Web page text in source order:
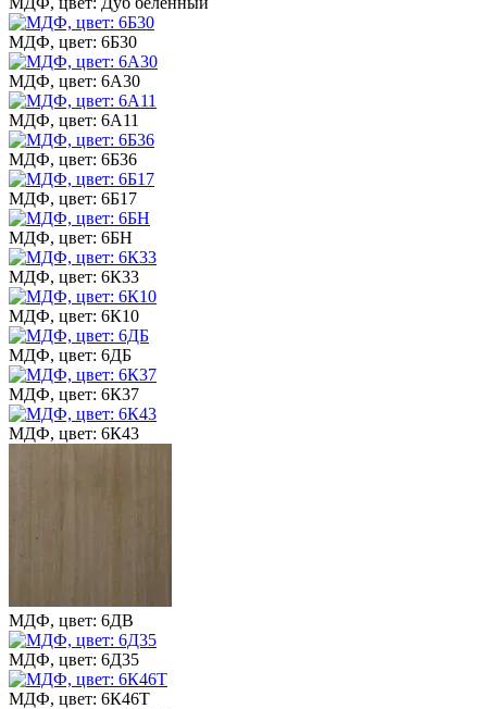
МДФ, цвет: 6Б30
МДФ, цвет: 6А30
МДФ, цвет: 6А11
МДФ, цвет: 6Б36
МДФ, цвет: 6Б17
МДФ, цвет: 6БН
МДФ, цвет: 6К33
МДФ, цвет: 6К10
МДФ, цвет: 6ДБ
МДФ, цвет: 6К37
МДФ, цвет: 6К43
МДФ, цвет: 6ДВ
МДФ, цвет: 6Д35
МДФ, цвет: 6К46Т